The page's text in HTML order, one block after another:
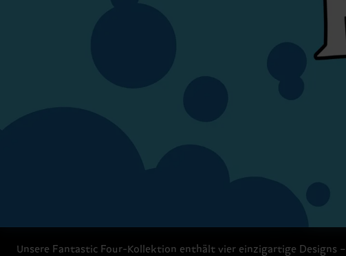
Unsere Fantastic Four-Kollektion enthält vier einzigartige Designs –